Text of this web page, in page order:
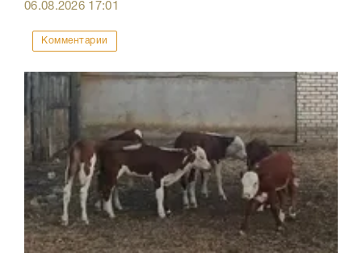
06.08.2026 17:01
Комментарии